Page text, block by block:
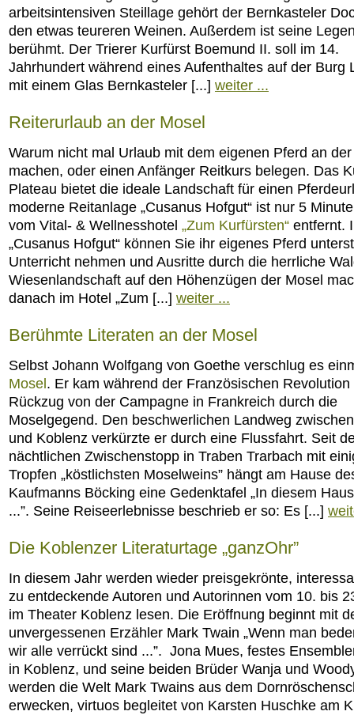
arbeitsintensiven Steillage gehört der Bernkasteler
den etwas teureren Weinen. Außerdem ist seine
berühmt. Der Trierer Kurfürst Boemund II. soll im 14.
Jahrhundert während eines Aufenthaltes auf der Burg
mit einem Glas Bernkasteler [...] weiter ...
Reiterurlaub an der Mosel
Warum nicht mal Urlaub mit dem eigenen Pferd an
machen, oder einen Anfänger Reitkurs belegen. Das
Plateau bietet die ideale Landschaft für einen
moderne Reitanlage „Cusanus Hofgut“ ist nur 5
vom Vital- & Wellnesshotel „Zum Kurfürsten“ entfernt.
„Cusanus Hofgut“ können Sie ihr eigenes Pferd
Unterricht nehmen und Ausritte durch die herrliche
Wiesenlandschaft auf den Höhenzügen der Mosel
danach im Hotel „Zum [...] weiter ...
Berühmte Literaten an der Mosel
Selbst Johann Wolfgang von Goethe verschlug es
Mosel. Er kam während der Französischen
Rückzug von der Campagne in Frankreich durch die
Moselgegend. Den beschwerlichen Landweg
und Koblenz verkürzte er durch eine Flussfahrt. Seit
nächtlichen Zwischenstopp in Traben Trarbach mit
Tropfen „köstlichsten Moselweins” hängt am Hause
Kaufmanns Böcking eine Gedenktafel „In diesem
...”. Seine Reiseerlebnisse beschrieb er so: Es [...]
Die Koblenzer Literaturtage „ganzOhr”
In diesem Jahr werden wieder preisgekrönte,
zu entdeckende Autoren und Autorinnen vom 10. bis
im Theater Koblenz lesen. Die Eröffnung beginnt mit
unvergessenen Erzähler Mark Twain „Wenn man
wir alle verrückt sind ...”. Jona Mues, festes
in Koblenz, und seine beiden Brüder Wanja und
werden die Welt Mark Twains aus dem
erwecken, virtuos begleitet von Karsten Huschke am